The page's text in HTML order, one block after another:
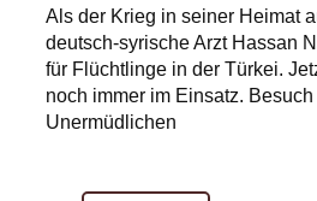
Als der Krieg in seiner Heimat
deutsch-syrische Arzt Hassan
für Flüchtlinge in der Türkei.
noch immer im Einsatz.
Unermüdlichen